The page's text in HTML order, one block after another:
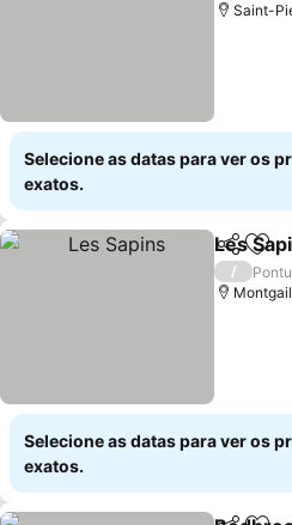
Saint-
Selecione as datas para ver os
exatos.
Partilhar
Les
/
Selecione as datas para ver os
exatos.